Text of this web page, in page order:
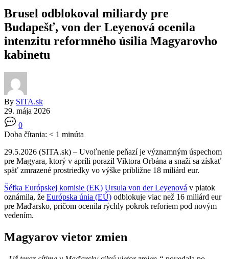
Brusel odblokoval miliardy pre
Budapešť, von der Leyenová ocenila
intenzitu reformného úsilia Magyarovho
kabinetu
By SITA.sk
29. mája 2026
0
Doba čítania: < 1 minúta
29.5.2026 (SITA.sk) – Uvoľnenie peňazí je významným úspechom
pre Magyara, ktorý v apríli porazil Viktora Orbána a snaží sa získať
späť zmrazené prostriedky vo výške približne 18 miliárd eur.
Šéfka Európskej komisie (EK) Ursula von der Leyenová v piatok
oznámila, že Európska únia (EÚ) odblokuje viac než 16 miliárd eur
pre Maďarsko, pričom ocenila rýchly pokrok reforiem pod novým
vedením.
Magyarov vietor zmien